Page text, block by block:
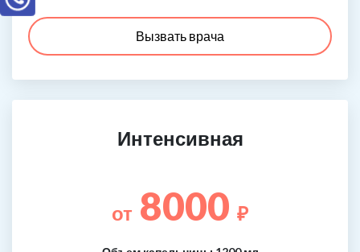
Вызвать врача
Интенсивная
от 8000 ₽